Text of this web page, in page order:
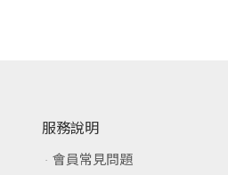
服務說明
會員常見問題